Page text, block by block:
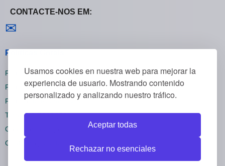
Usamos cookies en nuestra web para mejorar la
experiencia de usuario. Mostrando contenido
personalizado y analizando nuestro tráfico.
Aceptar todas
Rechazar no esenciales
CONTACTE-NOS EM:
✉
Políticas Gerais
Política de Privacidade
Política de Cookies
Política de Reembolsos
Termos e Condições
Cancelar inscrição
Configurações de cookies